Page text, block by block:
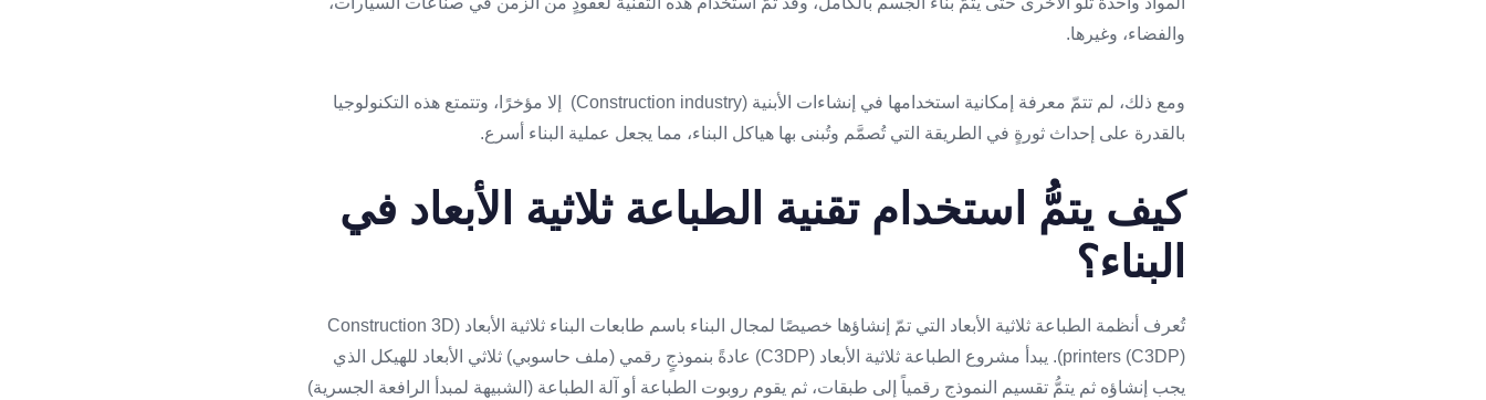
والفضاء، وغيرها.
ومع ذلك، لم تتمّ معرفة إمكانية استخدامها في إنشاءات الأبنية (Construction industry) إلا مؤخرًا، وتتمتع هذه التكنولوجيا
بالقدرة على إحداث ثورةٍ في الطريقة التي تُصمَّم وتُبنى بها هياكل البناء، مما يجعل عملية البناء أسرع.
كيف يتمُّ استخدام تقنية الطباعة ثلاثية الأبعاد في
البناء؟
تُعرف أنظمة الطباعة ثلاثية الأبعاد التي تمّ إنشاؤها خصيصًا لمجال البناء باسم طابعات البناء ثلاثية الأبعاد (Construction 3D
printers (C3DP)). يبدأ مشروع الطباعة ثلاثية الأبعاد (C3DP) عادةً بنموذجٍ رقمي (ملف حاسوبي) ثلاثي الأبعاد للهيكل الذي
يجب إنشاؤه ثم يتمُّ تقسيم النموذج رقمياً إلى طبقات، ثم يقوم روبوت الطباعة أو آلة الطباعة (الشبيهة لمبدأ الرافعة الجسرية)